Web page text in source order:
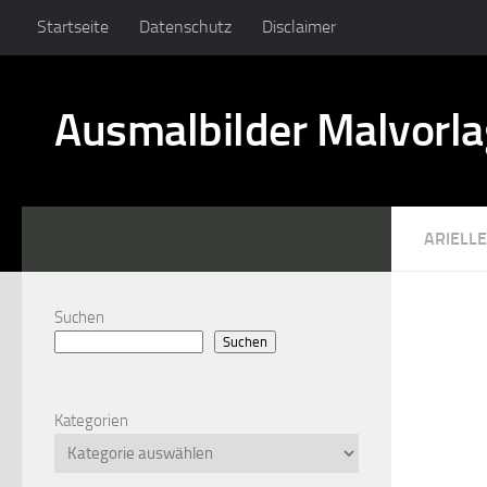
Startseite Datenschutz Disclaimer
Ausmalbilder
ARIELLE
Suchen
Suchen
Kategorien